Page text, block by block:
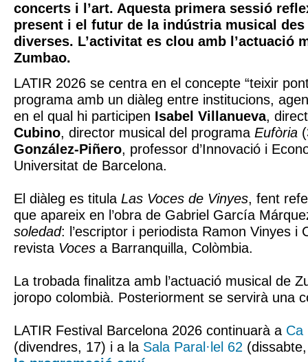
concerts i l’art. Aquesta primera sessió
present i el futur de la indústria musical
diverses. L’activitat es clou amb l’actuació
Zumbao.
LATIR 2026 se centra en el concepte “teixir
programa amb un diàleg entre institucions,
en el qual hi participen Isabel Villanueva,
Cubino, director musical del programa Eufòria
González-Piñero, professor d’Innovació i
Universitat de Barcelona.
El diàleg es titula Las Voces de Vinyes, fent
que apareix en l’obra de Gabriel García
soledad: l’escriptor i periodista Ramon Vinyes i
revista Voces a Barranquilla, Colòmbia.
La trobada finalitza amb l’actuació musical de
joropo colombià. Posteriorment se servirà una
LATIR Festival Barcelona 2026 continuarà a Ca
(divendres, 17) i a la Sala Paral·lel 62